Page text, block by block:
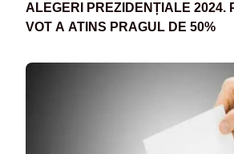
ALEGERI PREZIDENȚIALE 2024.
VOT A ATINS PRAGUL DE 50%